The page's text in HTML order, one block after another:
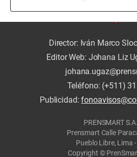
Director: Iván Marco
Editor Web: Johana Liz
Teléfono: (+511)
Publicidad:
PRENSMART
Prensmart Calle
Pueblo Libre, Lima
Copyright ©